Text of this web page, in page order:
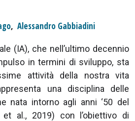
, Alessandro Gabbiadini
(IA), che nell’ultimo decennio
in termini di sviluppo, sta
attività della nostra vita
una disciplina delle
nata intorno agli anni ‘50 del
et al., 2019) con l’obiettivo di